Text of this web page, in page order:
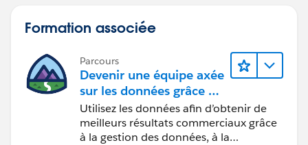
Formation associée
Parcours
Devenir une équipe axée
sur les données grâce à
Tableau
Utilisez les données afin d’obtenir de
meilleurs résultats commerciaux grâce
à la gestion des données, à la